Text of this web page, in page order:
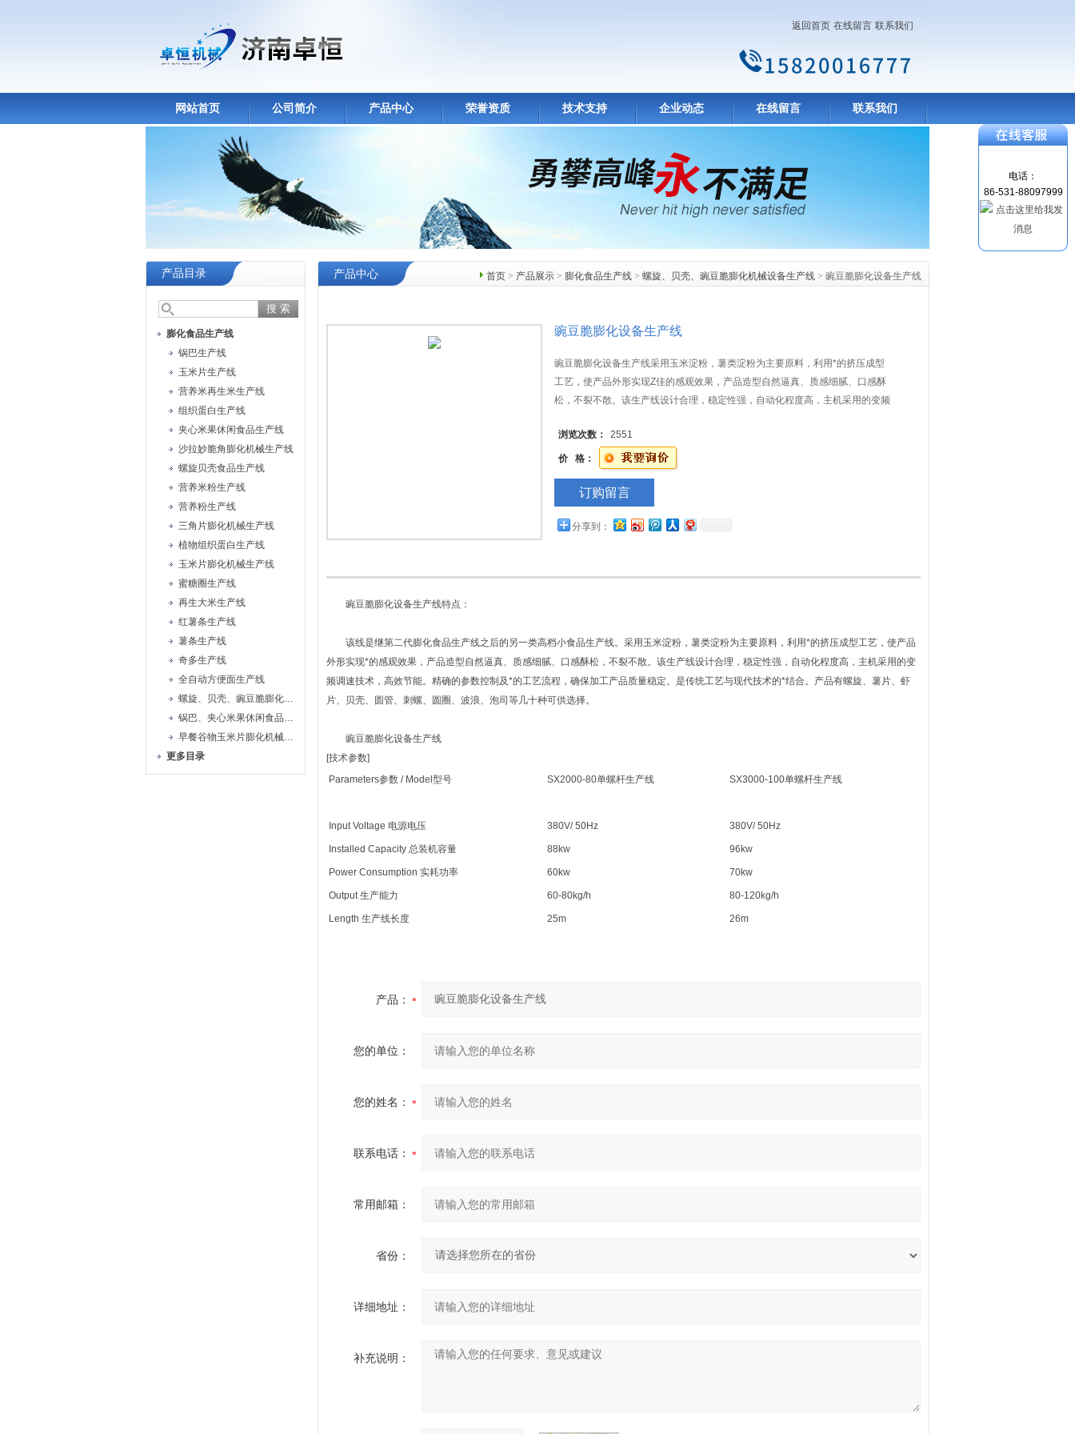
返回首页 在线留言 联系我们
网站首页 公司简介 产品中心 荣誉资质 技术支持 企业动态 在线留言 联系我们
产品目录
膨化食品生产线
锅巴生产线
玉米片生产线
营养米再生米生产线
组织蛋白生产线
夹心米果休闲食品生产线
沙拉妙脆角膨化机械生产线
螺旋贝壳食品生产线
营养米粉生产线
营养粉生产线
三角片膨化机械生产线
植物组织蛋白生产线
玉米片膨化机械生产线
蜜糖圈生产线
再生大米生产线
红薯条生产线
薯条生产线
奇多生产线
全自动方便面生产线
螺旋、贝壳、豌豆脆膨化机械设备生产线
锅巴、夹心米果休闲食品生产线
早餐谷物玉米片膨化机械生产线
更多目录
首页 > 产品展示 > 膨化食品生产线 > 螺旋、贝壳、豌豆脆膨化机械设备生产线 > 豌豆脆膨化设备生产线
产品中心
豌豆脆膨化设备生产线
豌豆脆膨化设备生产线采用玉米淀粉，薯类淀粉为主要原料，利用*的挤压成型
工艺，使产品外形实现Z佳的感观效果，产品造型自然逼真、质感细腻、口感酥
松，不裂不散。该生产线设计合理，稳定性强，自动化程度高，主机采用的变频
浏览次数：
2551
价 格：
订购留言
分享到：
豌豆脆膨化设备生产线特点：
该线是继第二代膨化食品生产线之后的另一类高档小食品生产线。采用玉米淀粉，薯类淀粉为主要原料，利用*的挤压成型工艺，使产品
外形实现*的感观效果，产品造型自然逼真、质感细腻、口感酥松，不裂不散。该生产线设计合理，稳定性强，自动化程度高，主机采用的变
频调速技术，高效节能。精确的参数控制及*的工艺流程，确保加工产品质量稳定。是传统工艺与现代技术的*结合。产品有螺旋、薯片、虾
片、贝壳、圆管、刺螺、圆圈、波浪、泡司等几十种可供选择。
豌豆脆膨化设备生产线
[技术参数]
Parameters参数 / Model型号
SX2000-80单螺杆生产线 SX3000-100单螺杆生产线
Input Voltage 电源电压 380V/ 50Hz 380V/ 50Hz
Installed Capacity 总装机容量 88kw 96kw
Power Consumption 实耗功率 60kw 70kw
Output 生产能力 60-80kg/h 80-120kg/h
Length 生产线长度 25m 26m
产品：
您的单位：
您的姓名：
联系电话：
常用邮箱：
省份：
详细地址：
补充说明：
电话：
86-531-88097999